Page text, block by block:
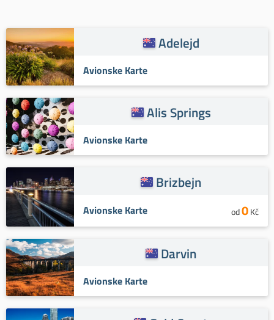
Adelejd
Avionske Karte
Alis Springs
Avionske Karte
Brizbejn
Avionske Karte od0Kč
Darvin
Avionske Karte